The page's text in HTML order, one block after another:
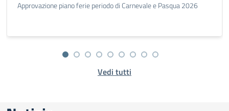
Approvazione piano ferie periodo di Carnevale e Pasqua 2026
Vedi tutti